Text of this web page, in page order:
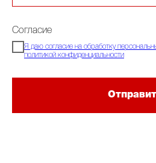
Согласие
Я даю согласие на обработку
политикой конфиденциальности